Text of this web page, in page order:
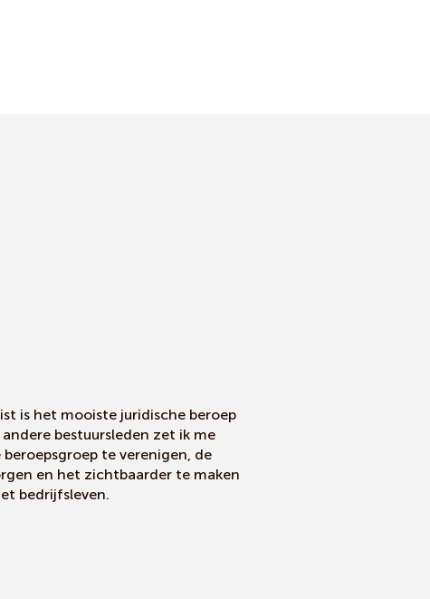
is het mooiste juridische beroep
bestuursleden zet ik me
te verenigen, de
en het zichtbaarder te maken
bedrijfsleven.